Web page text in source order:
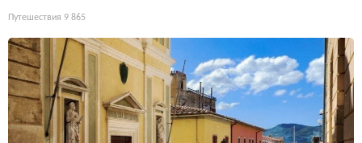
Путешествия 9 865